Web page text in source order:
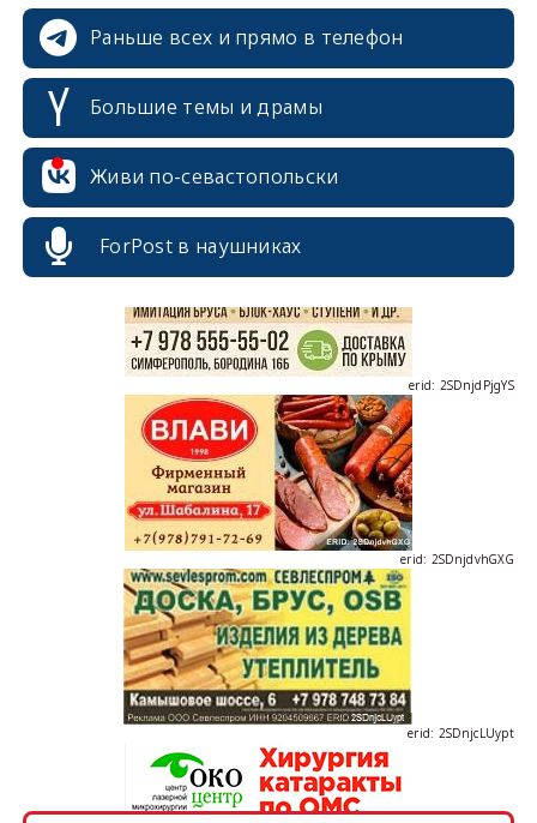
Раньше всех и прямо в телефон
Большие темы и драмы
Живи по-севастопольски
ForPost в наушниках
erid: 2SDnjcrDNw6
erid: 2SDnjdPjgYS
erid: 2SDnjdvhGXG